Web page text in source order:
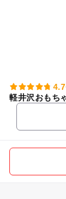
4.7
軽井沢おもち